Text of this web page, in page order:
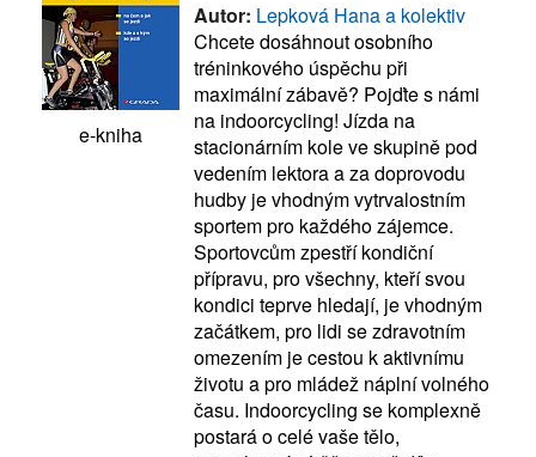
e-kniha
Autor: Lepková Hana a kolektiv
Chcete dosáhnout osobního
tréninkového úspěchu při
maximální zábavě? Pojďte s námi
na indoorcycling! Jízda na
stacionárním kole ve skupině pod
vedením lektora a za doprovodu
hudby je vhodným vytrvalostním
sportem pro každého zájemce.
Sportovcům zpestří kondiční
přípravu, pro všechny, kteří svou
kondici teprve hledají, je vhodným
začátkem, pro lidi se zdravotním
omezením je cestou k aktivnímu
životu a pro mládež náplní volného
času. Indoorcycling se komplexně
postará o celé vaše tělo,